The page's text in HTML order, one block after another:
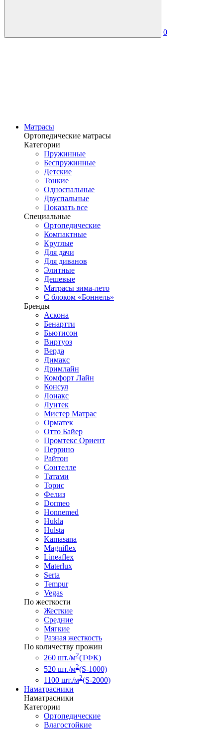
0
Матрасы
Ортопедические матрасы
Категории
Пружинные
Беспружинные
Детские
Тонкие
Односпальные
Двуспальные
Показать все
Специальные
Ортопедические
Компактные
Круглые
Для дачи
Для диванов
Элитные
Дешевые
Матрасы зима-лето
С блоком «Боннель»
Бренды
Аскона
Бенартти
Бьютисон
Виртуоз
Верда
Димакс
Дримлайн
Комфорт Лайн
Консул
Лонакс
Лунтек
Мистер Матрас
Орматек
Отто Байер
Промтекс Ориент
Перрино
Райтон
Сонтелле
Татами
Торис
Фелиз
Dormeo
Honnemed
Hukla
Hulsta
Kamasana
Magniflex
Lineaflex
Materlux
Serta
Tempur
Vegas
По жесткости
Жесткие
Средние
Мягкие
Разная жесткость
По количеству прожин
260 шт./м2(ТФК)
520 шт./м2(S-1000)
1100 шт./м2(S-2000)
Наматрасники
Наматрасники
Категории
Ортопедические
Влагостойкие